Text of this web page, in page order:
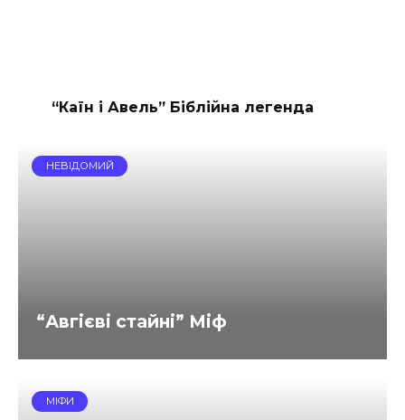
“Каїн і Авель” Біблійна легенда
НЕВІДОМИЙ
“Авгієві стайні” Міф
МІФИ